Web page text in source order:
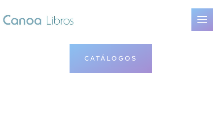
CATÁLOGOS